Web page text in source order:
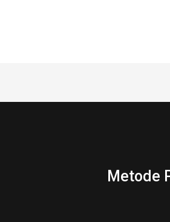
Metode